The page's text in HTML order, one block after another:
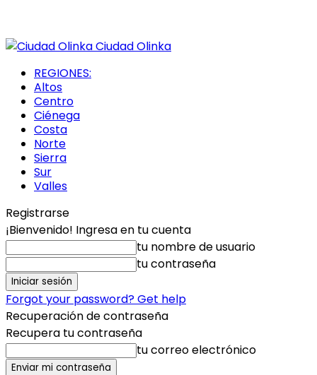
Ciudad Olinka
REGIONES:
Altos
Centro
Ciénega
Costa
Norte
Sierra
Sur
Valles
Registrarse
¡Bienvenido! Ingresa en tu cuenta
tu nombre de usuario
tu contraseña
Forgot your password? Get help
Recuperación de contraseña
Recupera tu contraseña
tu correo electrónico